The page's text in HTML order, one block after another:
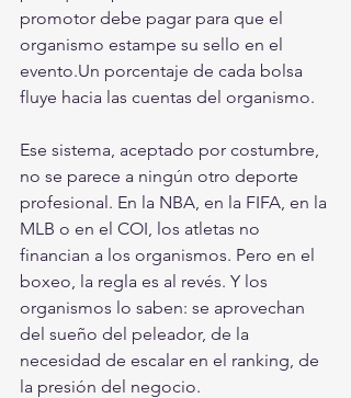
promotor debe pagar para que el
organismo estampe su sello en el
evento.Un porcentaje de cada bolsa
fluye hacia las cuentas del organismo.
Ese sistema, aceptado por costumbre,
no se parece a ningún otro deporte
profesional. En la NBA, en la FIFA, en la
MLB o en el COI, los atletas no
financian a los organismos. Pero en el
boxeo, la regla es al revés. Y los
organismos lo saben: se aprovechan
del sueño del peleador, de la
necesidad de escalar en el ranking, de
la presión del negocio.